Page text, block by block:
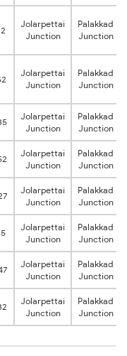
Jolarpettai
Junction
Palakkad
Junction
Jolarpettai
Junction
Palakkad
Junction
Jolarpettai
Junction
Palakkad
Junction
Jolarpettai
Junction
Palakkad
Junction
Jolarpettai
Junction
Palakkad
Junction
Jolarpettai
Junction
Palakkad
Junction
Jolarpettai
Junction
Palakkad
Junction
Jolarpettai
Junction
Palakkad
Junction